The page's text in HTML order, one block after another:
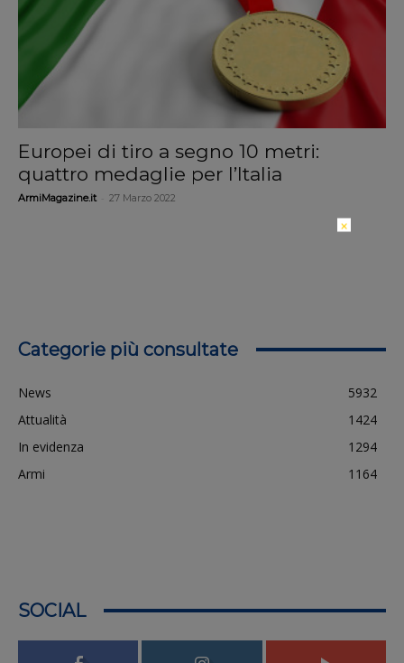
Europei di tiro a segno 10 metri:
quattro medaglie per l’Italia
ArmiMagazine.it 27 Marzo 2022
Categorie più consultate
News
5932
Attualità
1424
In evidenza
1294
Armi
1164
SOCIAL
×